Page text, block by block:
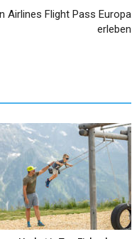
Airlines Flight Pass Europa
erleben